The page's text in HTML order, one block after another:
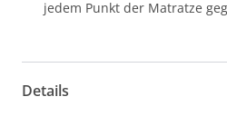
jedem Punkt der Matratze
Details